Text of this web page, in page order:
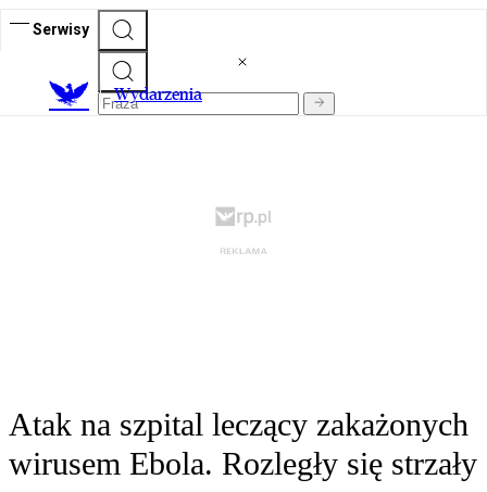
Serwisy
Wydarzenia
Atak na szpital leczący zakażonych
wirusem Ebola. Rozległy się strzały